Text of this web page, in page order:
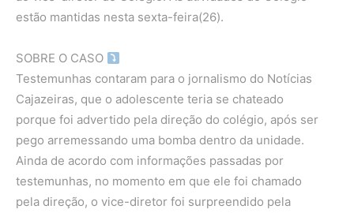
estão mantidas nesta sexta-feira(26).
SOBRE O CASO
Testemunhas contaram para o jornalismo do Notícias
Cajazeiras, que o adolescente teria se chateado
porque foi advertido pela direção do colégio, após ser
pego arremessando uma bomba dentro da unidade.
Ainda de acordo com informações passadas por
testemunhas, no momento em que ele foi chamado
pela direção, o vice-diretor foi surpreendido pela